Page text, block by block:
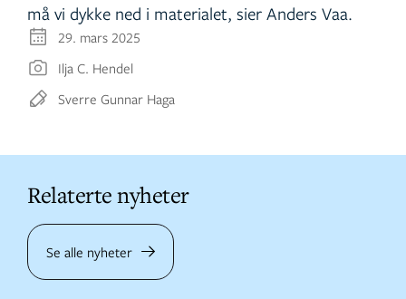
29. mars 2025
Ilja C. Hendel
Sverre Gunnar Haga
må vi dykke ned i materialet, sier Anders Vaa.
Relaterte nyheter
Se alle nyheter